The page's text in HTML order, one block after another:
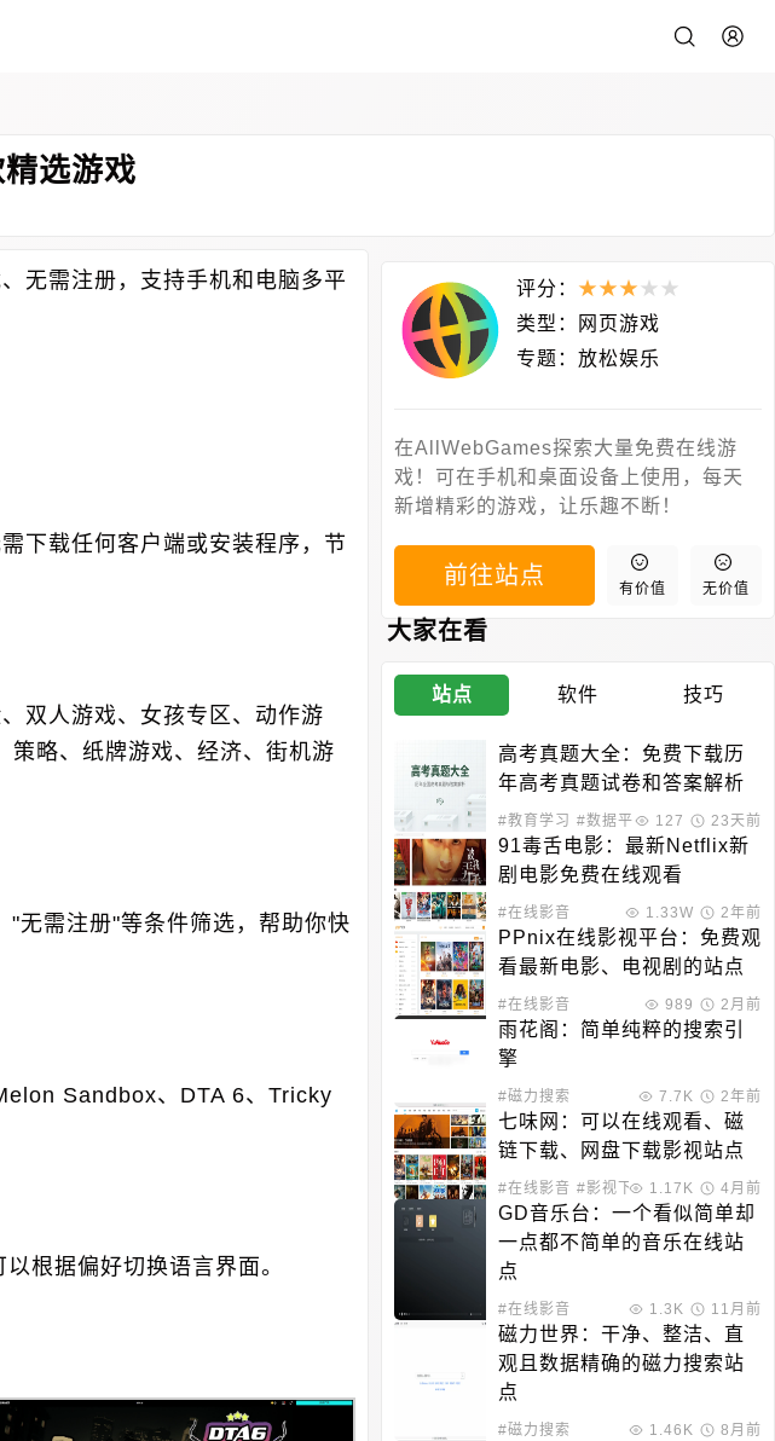
选游戏
无需注册，支持手机和电脑多平
下载任何客户端或安装程序，节
双人游戏、女孩专区、动作游
策略、纸牌游戏、经济、街机游
无需注册"等条件筛选，帮助你快
Sandbox、DTA 6、Tricky
根据偏好切换语言界面。
评分： ★★★ ★ ★
类型：
网页游戏
专题：放松娱乐
在AllWebGames探索大量免费在线游
戏！可在手机和桌面设备上使用，每天
新增精彩的游戏，让乐趣不断！
前往站点 有价值 无价值
大家在看
站点 软件 技巧
高考真题大全：免费下载历
年高考真题试卷和答案解析
#教育学习 #数据平台 127 23天前
91毒舌电影：最新Netflix新
剧电影免费在线观看
#在线影音 1.33W 2年前
PPnix在线影视平台：免费观
看最新电影、电视剧的站点
#在线影音 989 2月前
雨花阁：简单纯粹的搜索引
擎
#磁力搜索 7.7K 2年前
七味网：可以在线观看、磁
链下载、网盘下载影视站点
#在线影音 #影视下载 1.17K 4月前
GD音乐台：一个看似简单却
一点都不简单的音乐在线站
点
#在线影音 1.3K 11月前
磁力世界：干净、整洁、直
观且数据精确的磁力搜索站
点
#磁力搜索 1.46K 8月前